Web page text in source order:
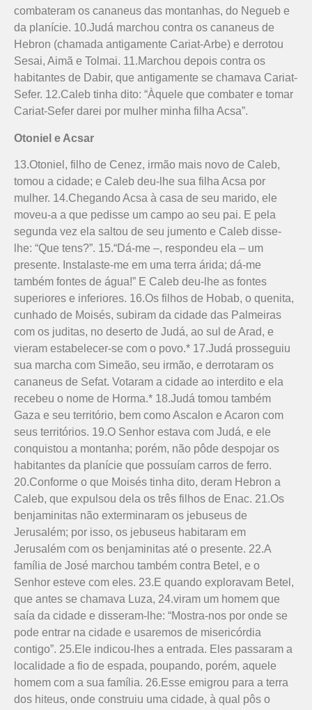
combateram os cana­neus das montanhas, do Negueb e
da planície. 10.Judá marchou contra os cananeus de
Hebron (chamada antigamente Cariat-Arbe) e derrotou
Sesai, Ai­mã e Tolmai. 11.Marchou depois contra os
habitantes de Dabir, que antigamente se chamava Cariat-
Sefer. 12.Caleb tinha dito: “Àquele que combater e tomar
Cariat-Sefer darei por mulher minha filha Acsa”.
Otoniel e Acsar
13.Otoniel, filho de Cenez, irmão mais novo de Caleb,
tomou a cidade; e Caleb deu-lhe sua filha Acsa por
mulher. 14.Chegando Acsa à casa de seu marido, ele
moveu-a a que pedisse um campo ao seu pai. E pela
segunda vez ela saltou de seu jumento e Caleb disse-
lhe: “Que tens?”. 15.“Dá-me –, respondeu ela – um
presente. Instalaste-me em uma terra árida; dá-me
também fontes de água!” E Caleb deu-lhe as fontes
superiores e inferiores. 16.Os filhos de Hobab, o quenita,
cunhado de Moisés, subiram da cidade das Palmeiras
com os juditas, no deserto de Judá, ao sul de Arad, e
vieram estabelecer-se com o povo.* 17.Judá prosseguiu
sua marcha com Simeão, seu irmão, e derrotaram os
cananeus de Sefat. Votaram a cidade ao interdito e ela
recebeu o nome de Horma.* 18.Judá tomou também
Gaza e seu território, bem como Ascalon e Acaron com
seus territórios. 19.O Senhor estava com Judá, e ele
conquistou a montanha; porém, não pôde despojar os
habitantes da planície que possuíam carros de ferro.
20.Conforme o que Moisés tinha dito, deram Hebron a
Caleb, que expulsou dela os três filhos de Enac. 21.Os
benjaminitas não exterminaram os jebuseus de
Jerusalém; por isso, os jebuseus habitaram em
Jerusalém com os benjaminitas até o presente. 22.A
família de José marchou também contra Betel, e o
Senhor esteve com eles. 23.E quando exploravam Betel,
que antes se chamava Luza, 24.viram um homem que
saía da cidade e disseram-lhe: “Mostra-nos por onde se
pode entrar na cidade e usaremos de misericórdia
contigo”. 25.Ele indicou-lhes a entrada. Eles passaram a
localidade a fio de espada, poupando, porém, aquele
homem com a sua família. 26.Esse emigrou para a terra
dos hiteus, onde construiu uma cidade, à qual pôs o